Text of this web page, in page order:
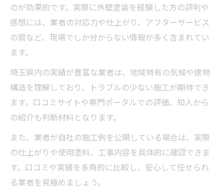
のが効果的です。実際に外壁塗装を経験した方の評判や
感想には、業者の対応力や仕上がり、アフターサービス
の質など、現場でしか分からない情報が多く含まれてい
ます。
埼玉県内の実績が豊富な業者は、地域特有の気候や建物
構造を理解しており、トラブルの少ない施工が期待でき
ます。口コミサイトや専門ポータルでの評価、知人から
の紹介も判断材料となります。
また、業者が自社の施工例を公開している場合は、実際
の仕上がりや使用塗料、工事内容を具体的に確認できま
す。口コミや実績を多角的に比較し、安心して任せられ
る業者を見極めましょう。